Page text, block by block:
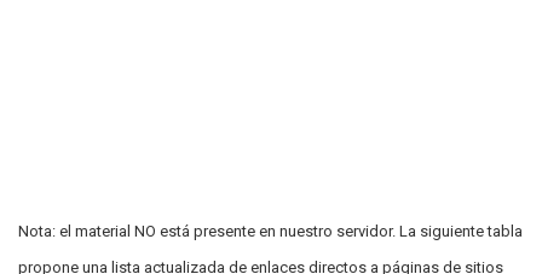
Nota: el material NO está presente en nuestro servidor. La siguiente tabla
propone una lista actualizada de enlaces directos a páginas de sitios